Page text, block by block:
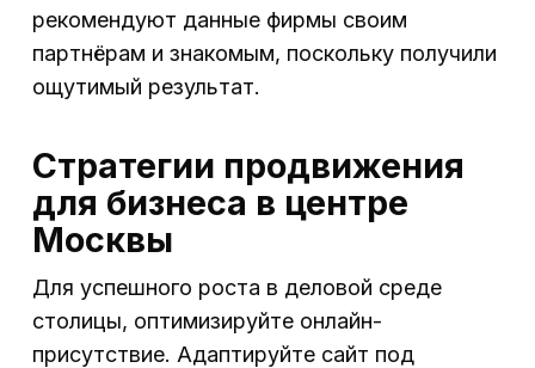
рекомендуют данные фирмы своим
партнёрам и знакомым, поскольку получили
ощутимый результат.
Стратегии продвижения
для бизнеса в центре
Москвы
Для успешного роста в деловой среде
столицы, оптимизируйте онлайн-
присутствие. Адаптируйте сайт под